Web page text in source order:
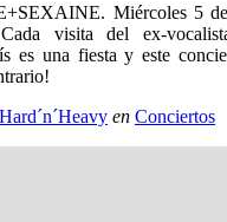
Miércoles 5
visita del ex-
es una fiesta y este
en Conciertos